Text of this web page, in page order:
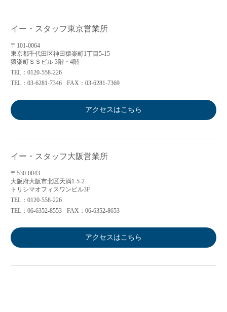
イー・スタッフ東京営業所
〒101-0064
東京都千代田区神田猿楽町1丁目5-15
猿楽町ＳＳビル 3階・4階
TEL：0120-558-226
TEL：03-6281-7346
FAX：03-6281-7369
アクセスはこちら
イー・スタッフ大阪営業所
〒530-0043
大阪府大阪市北区天満1-5-2
トリシマオフィスワンビル3F
TEL：0120-558-226
TEL：06-6352-8553
FAX：06-6352-8653
アクセスはこちら